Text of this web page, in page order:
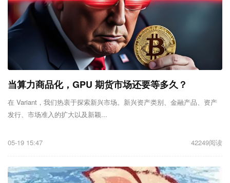
当算力商品化，GPU 期货市场还要等多久？
在 Variant，我们热衷于探索新兴市场。新兴资产类别、金融产品、资产
发行、市场准入的扩大以及新颖...
05-19 15:47 42249阅读